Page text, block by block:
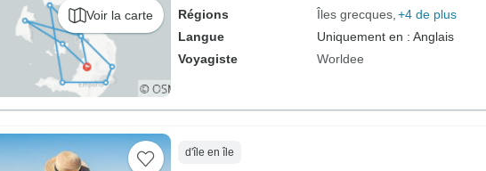
Voir la carte
Régions
Îles grecques +4 de plus
Langue
Uniquement en : Anglais
Voyagiste
Worldee
d'île en île